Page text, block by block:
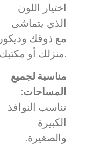
اختيار اللون
الذي يتماشى
مع ذوقك وديكور
منزلك أو مكتبك.
مناسبة لجميع
المساحات:
تناسب النوافذ
الكبيرة
والصغيرة.